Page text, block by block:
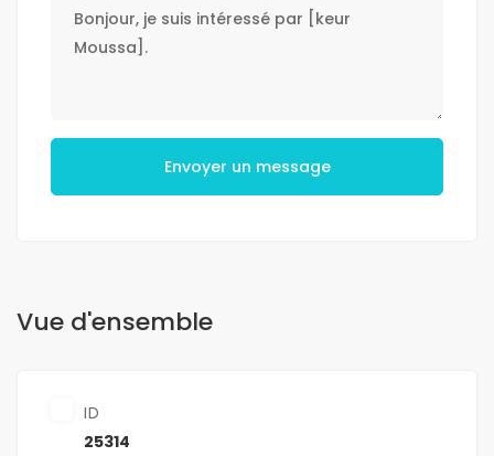
Envoyer un message
Vue d'ensemble
ID
25314